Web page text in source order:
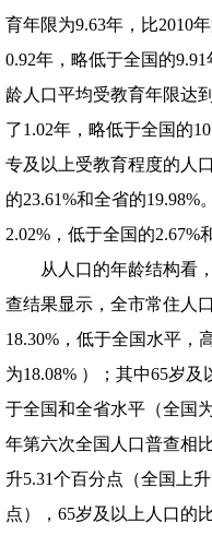
育年限为9.63年，比2010
0.92年，略低于全国的
龄人口平均受教育年限达
了1.02年，略低于全国的
专及以上受教育程度的人
的23.61%和全省的19.98%
2.02%，低于全国的2.67%
从人口的年龄结构看
查结果显示，全市常住人
18.30%，低于全国水平，
为18.08% ）；其中65岁及
于全国和全省水平（全国
年第六次全国人口普查相
升5.31个百分点（全国上
点），65岁及以上人口的